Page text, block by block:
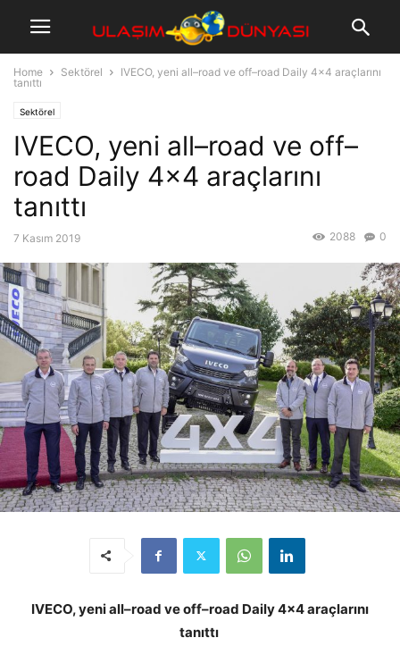
Home Sektörel
IVECO, yeni all–road ve off–road Daily 4×4 araçlarını
tanıttı
Sektörel
IVECO, yeni all–road ve off–
road Daily 4×4 araçlarını
tanıttı
7 Kasım 2019 0
2088
IVECO, yeni all–road ve off–road Daily 4×4 araçlarını
tanıttı